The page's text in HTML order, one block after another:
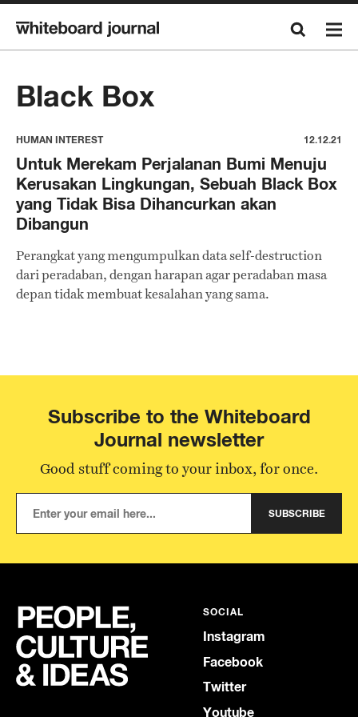
Black Box
HUMAN INTEREST 12.12.21
Untuk Merekam Perjalanan Bumi Menuju
Kerusakan Lingkungan, Sebuah Black Box
yang Tidak Bisa Dihancurkan akan
Dibangun
Perangkat yang mengumpulkan data self-destruction
dari peradaban, dengan harapan agar peradaban masa
depan tidak membuat kesalahan yang sama.
Subscribe to the Whiteboard
Journal newsletter
Good stuff coming to your inbox, for once.
SUBSCRIBE
SOCIAL
Instagram
Facebook
Twitter
Youtube